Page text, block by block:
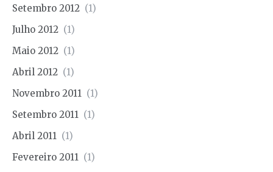
Setembro 2012 (1)
Julho 2012 (1)
Maio 2012 (1)
Abril 2012 (1)
Novembro 2011 (1)
Setembro 2011 (1)
Abril 2011 (1)
Fevereiro 2011 (1)